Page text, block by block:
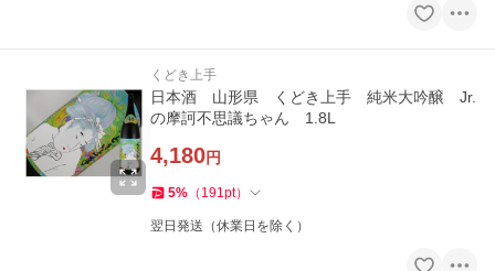
くどき上手
日本酒 山形県 くどき上手 純米大吟醸 Jr.
の摩訶不思議ちゃん 1.8L
4,180円
5% （ 191pt）
翌日発送（休業日を除く）